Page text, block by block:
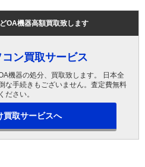
OA機器高額買取致します
ン買取サービス
機器の処分、買取致します。 日本全
な手続きもございません。査定費無料
ださい。
買取サービスへ